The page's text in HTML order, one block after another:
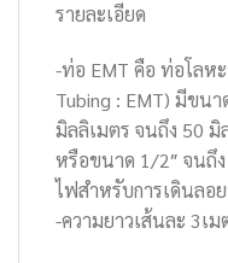
รายละเอียด
-ท่อ EMT คือ ท่อโลห
Tubing : EMT) มีขน
มิลลิเมตร จนถึง 50 มิ
หรือขนาด 1/2″ จนถึ
ไฟสำหรับการเดินลอ
-ความยาวเส้นละ 3เม